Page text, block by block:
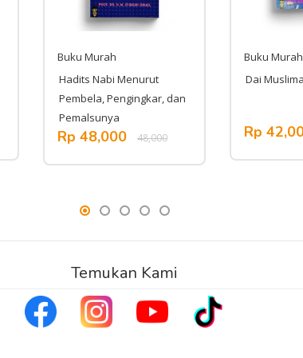
Buku Murah
Hadits Nabi Menurut
Pembela, Pengingkar, dan
Pemalsunya
Rp 48,000 48,000
Buku Murah
Dai
Rp
Temukan Kami